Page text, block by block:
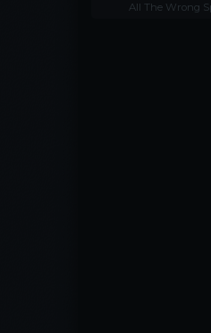
All The Wrong